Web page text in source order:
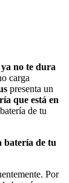
no te dura
carga
presenta un
que está en
de tu
batería de tu
Por